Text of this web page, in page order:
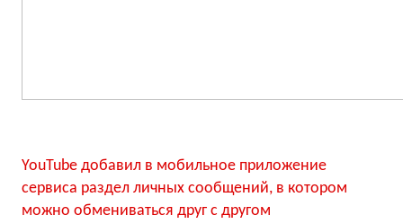
YouTube добавил в мобильное приложение
сервиса раздел личных сообщений, в котором
можно обмениваться друг с другом